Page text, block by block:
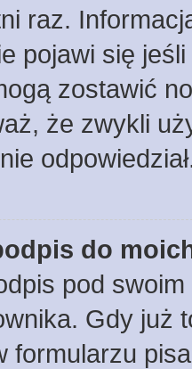
raz.
pojawi się
zostawić
że zwykli
do
pod
Gdy już
formularzu